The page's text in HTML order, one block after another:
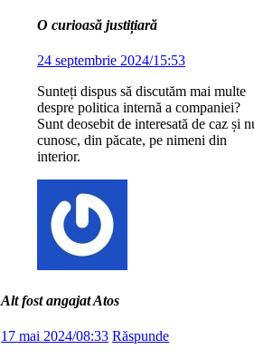
O curioasă justițiară
24 septembrie 2024/15:53
Sunteți dispus să discutăm mai multe
despre politica internă a companiei?
Sunt deosebit de interesată de caz și
cunosc, din păcate, pe nimeni din
interior.
Alt fost angajat Atos
17 mai 2024/08:33 Răspunde